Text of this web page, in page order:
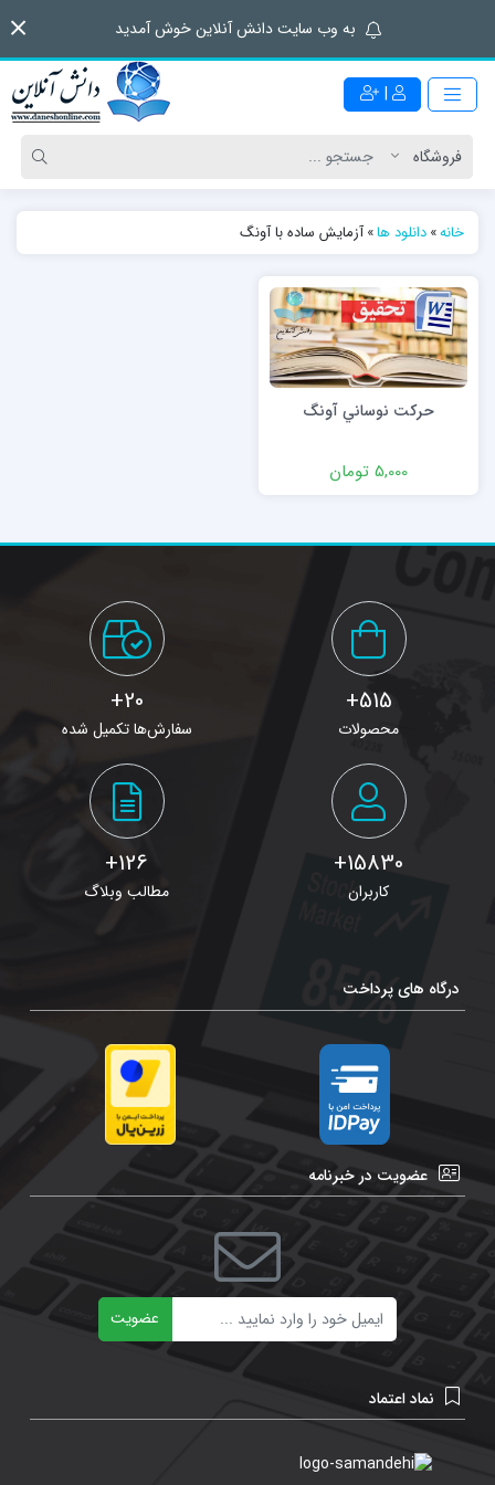
به وب سایت دانش آنلاین خوش آمدید
|
خانه»دانلود ها»آزمایش ساده با آونگ
حركت نوساني آونگ
5,000 تومان
515+
محصولات
20+
سفارش‌ها تکمیل شده
15830+
کاربران
126+
مطالب وبلاگ
درگاه های پرداخت
عضویت در خبرنامه
عضویت
نماد اعتماد